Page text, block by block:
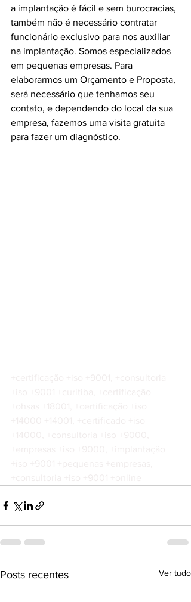
a implantação é fácil e sem burocracias,
também não é necessário contratar
funcionário exclusivo para nos auxiliar
na implantação. Somos especializados
em pequenas empresas. Para
elaborarmos um Orçamento e Proposta,
será necessário que tenhamos seu
contato, e dependendo do local da sua
empresa, fazemos uma visita gratuita
para fazer um diagnóstico.
Posts recentes Ver tudo